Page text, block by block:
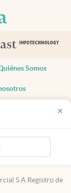
×
Somos
S.A Registro de